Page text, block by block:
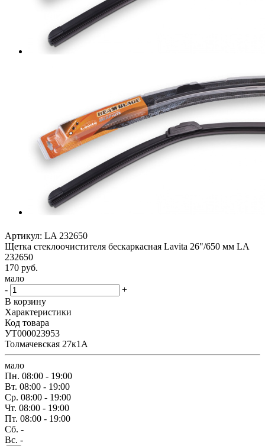
Артикул: LA 232650
Щетка стеклоочистителя бескаркасная Lavita 26"/650 мм LA
232650
170 руб.
мало
-
+
В корзину
Характеристики
Код товара
УТ000023953
Толмачевская 27к1А
мало
Пн. 08:00 - 19:00
Вт. 08:00 - 19:00
Ср. 08:00 - 19:00
Чт. 08:00 - 19:00
Пт. 08:00 - 19:00
Сб. -
Вс. -